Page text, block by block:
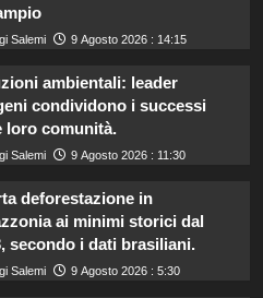
Salemi 9 Agosto 2026 : 14:15
ambientali: leader
condividono i successi
loro comunità.
Salemi 9 Agosto 2026 : 11:30
deforestazione in
ai minimi storici dal
secondo i dati brasiliani.
Salemi 9 Agosto 2026 : 5:30